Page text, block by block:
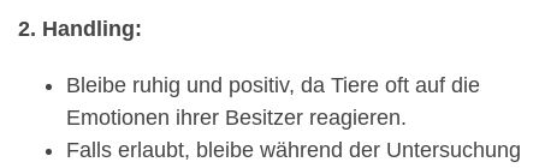
2. Handling:
Bleibe ruhig und positiv, da Tiere oft auf die
Emotionen ihrer Besitzer reagieren.
Falls erlaubt, bleibe während der Untersuchung